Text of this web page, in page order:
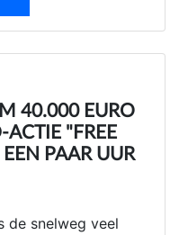
40.000 EURO
"FREE
PAAR UUR
de snelweg veel